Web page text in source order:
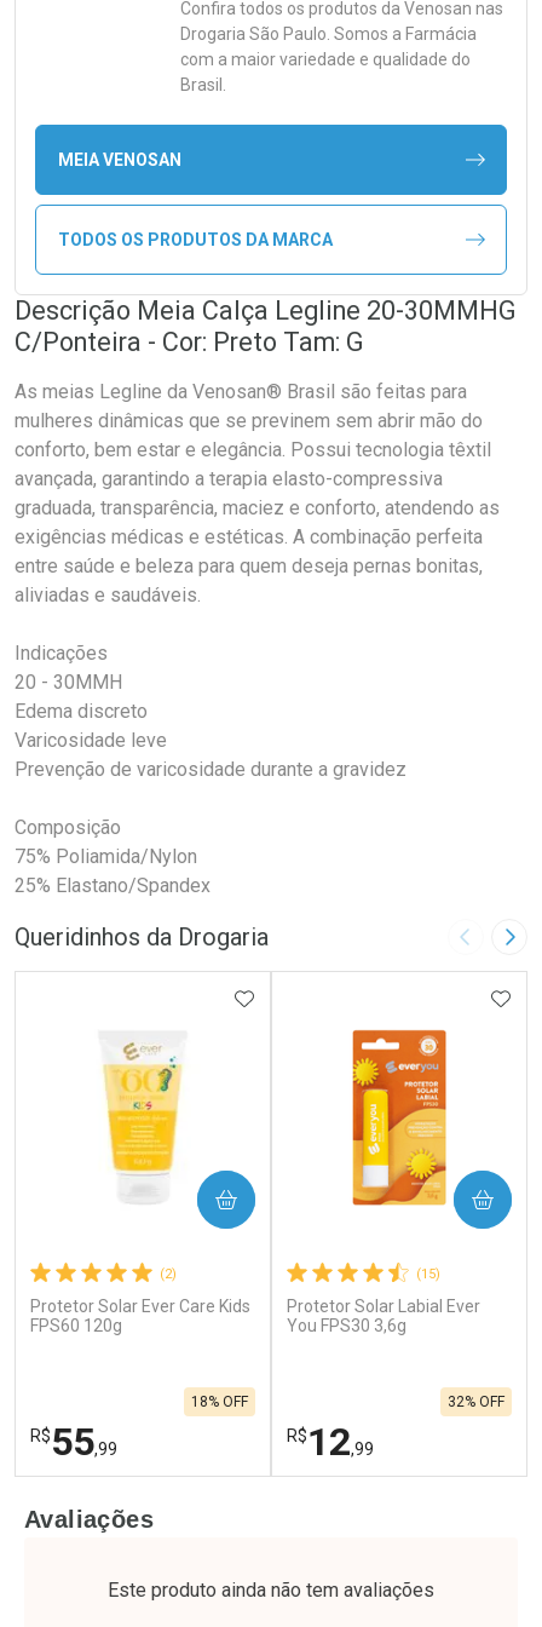
Confira todos os produtos da Venosan nas
Drogaria São Paulo. Somos a Farmácia
com a maior variedade e qualidade do
Brasil.
MEIA VENOSAN
TODOS OS PRODUTOS DA MARCA
Descrição Meia Calça Legline 20-30MMHG
C/Ponteira - Cor: Preto Tam: G
As meias Legline da Venosan® Brasil são feitas para
mulheres dinâmicas que se previnem sem abrir mão do
conforto, bem estar e elegância. Possui tecnologia têxtil
avançada, garantindo a terapia elasto-compressiva
graduada, transparência, maciez e conforto, atendendo as
exigências médicas e estéticas. A combinação perfeita
entre saúde e beleza para quem deseja pernas bonitas,
aliviadas e saudáveis.
Indicações
20 - 30MMH
Edema discreto
Varicosidade leve
Prevenção de varicosidade durante a gravidez
Composição
75% Poliamida/Nylon
25% Elastano/Spandex
Queridinhos da Drogaria Imagem
(2)
Protetor Solar Ever Care Kids
FPS60 120g
R$55,99
18% OFF
ADICIONAR AOS FAVORITOS
COMPRAR
Laboratório
Por Menos
(15)
Protetor Solar Labial Ever
You FPS30 3,6g
R$12,99
32% OFF
COMPRAR
Laboratório
Por Menos
Avaliações
Este produto ainda não tem avaliações